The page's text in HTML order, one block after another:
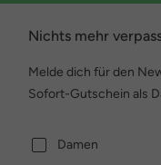
Mit sechs Kollektionen
Nichts mehr
Melde dich für den
Sofort-Gutschein als
Damen